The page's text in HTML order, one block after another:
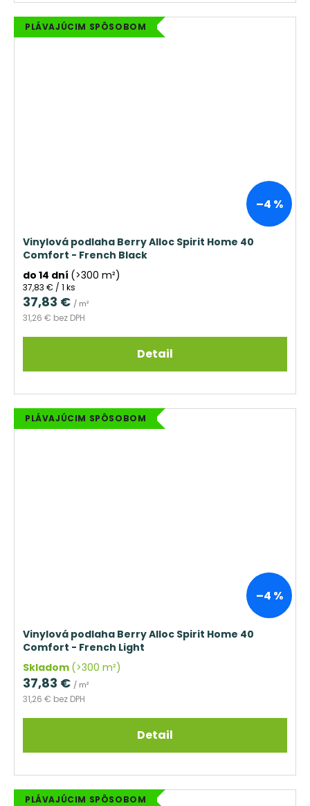
PLÁVAJÚCIM SPÔSOBOM
–4 %
Vinylová podlaha Berry Alloc Spirit Home 40
Comfort - French Black
do 14 dní (>300 m²)
31,26 € bez DPH
37,83 € / m²
Jednotková
cena:
37,83 € / 1 ks
Detail
PLÁVAJÚCIM SPÔSOBOM
–4 %
Vinylová podlaha Berry Alloc Spirit Home 40
Comfort - French Light
Skladom (>300 m²)
31,26 € bez DPH
37,83 € / m²
Detail
PLÁVAJÚCIM SPÔSOBOM